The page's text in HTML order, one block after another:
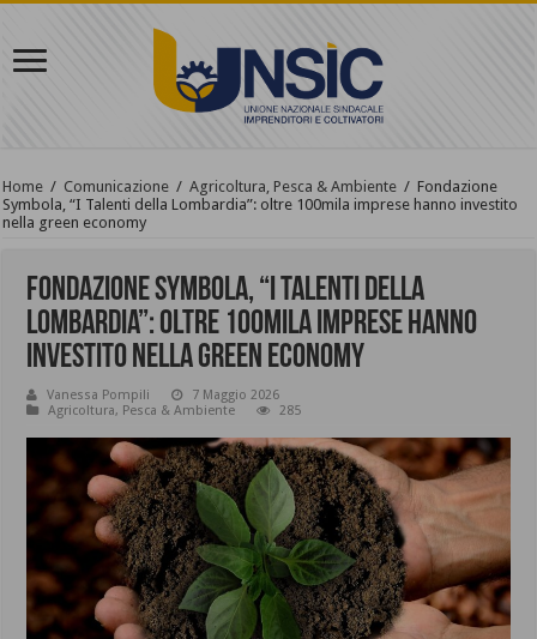
Home / Comunicazione / Agricoltura, Pesca & Ambiente / Fondazione
Symbola, “I Talenti della Lombardia”: oltre 100mila imprese hanno investito
nella green economy
Fondazione Symbola, “I Talenti della
Lombardia”: oltre 100mila imprese hanno
investito nella green economy
Vanessa Pompili
7 Maggio 2026
Agricoltura, Pesca & Ambiente
285